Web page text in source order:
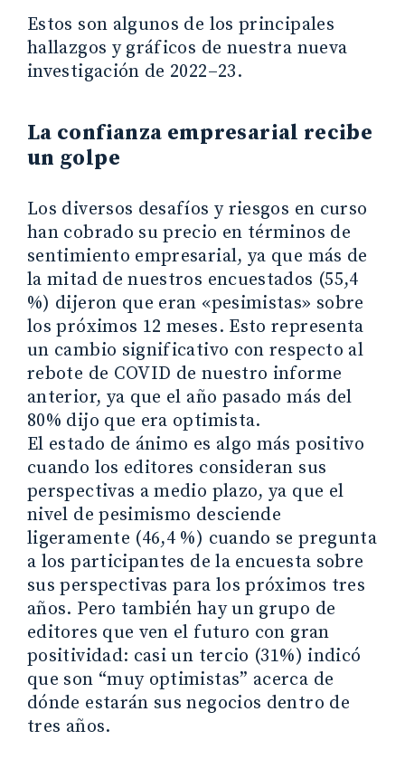
Estos son algunos de los principales
hallazgos y gráficos de nuestra nueva
investigación de 2022–23.
La confianza empresarial recibe
un golpe
Los diversos desafíos y riesgos en curso
han cobrado su precio en términos de
sentimiento empresarial, ya que más de
la mitad de nuestros encuestados (55,4
%) dijeron que eran «pesimistas» sobre
los próximos 12 meses. Esto representa
un cambio significativo con respecto al
rebote de COVID de nuestro informe
anterior, ya que el año pasado más del
80% dijo que era optimista.
El estado de ánimo es algo más positivo
cuando los editores consideran sus
perspectivas a medio plazo, ya que el
nivel de pesimismo desciende
ligeramente (46,4 %) cuando se pregunta
a los participantes de la encuesta sobre
sus perspectivas para los próximos tres
años. Pero también hay un grupo de
editores que ven el futuro con gran
positividad: casi un tercio (31%) indicó
que son “muy optimistas” acerca de
dónde estarán sus negocios dentro de
tres años.